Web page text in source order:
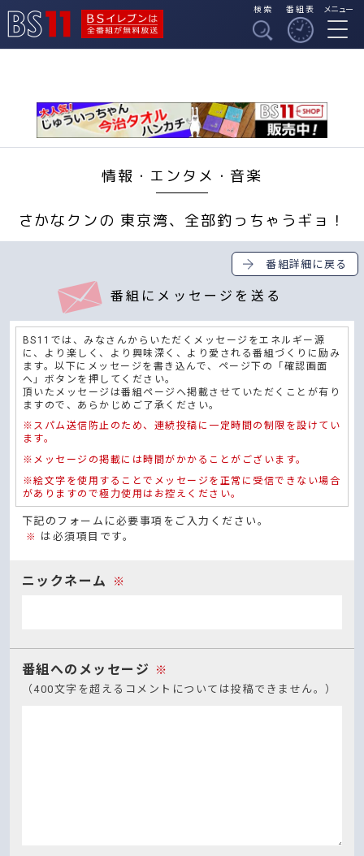
BSイレブンは全番組
検索 番組表 メニュー
情報・エンタメ・音楽
さかなクンの 東京湾、全部釣っちゃうギョ！
番組詳細に戻る
番組にメッセージを送る
BS11では、みなさんからいただくメッセージをエネルギー源
に、より楽しく、より興味深く、より愛される番組づくりに励み
ます。以下にメッセージを書き込んで、ページ下の「確認画面
へ」ボタンを押してください。
頂いたメッセージは番組ページへ掲載させていただくことが有り
ますので、あらかじめご了承ください。
※スパム送信防止のため、連続投稿に一定時間の制限を設けてい
ます。
※メッセージの掲載には時間がかかることがございます。
※絵文字を使用することでメッセージを正常に受信できない場合
がありますので極力使用はお控えください。
下記のフォームに必要事項をご入力ください。
※ は必須項目です。
ニックネーム ※
番組へのメッセージ ※
（400文字を超えるコメントについては投稿できません。）